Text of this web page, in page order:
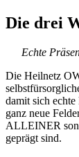
Die drei
Echte
Die Heilnetz
damit sich echte
ganz neue
ALLEINER
geprägt sind.